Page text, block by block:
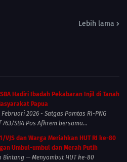
Lebih lama
Hadiri Ibadah Pekabaran Injil di Tanah
Papua
2026 - Satgas Pamtas RI-PNG
SBA Pos Afkrem bersama...
VJS dan Warga Meriahkan HUT RI ke-80
Umbul-umbul dan Merah Putih
Bintang — Menyambut HUT ke-80